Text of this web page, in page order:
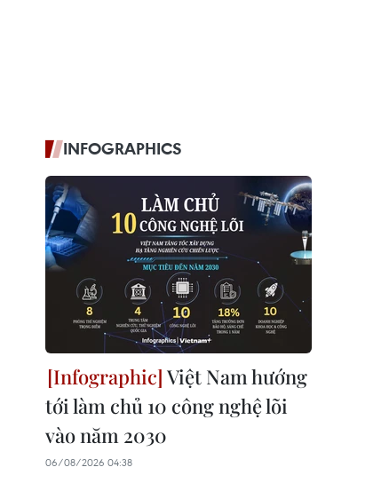
INFOGRAPHICS
Việt Nam hướng
tới làm chủ 10 công nghệ lõi
vào năm 2030
06/08/2026 04:38